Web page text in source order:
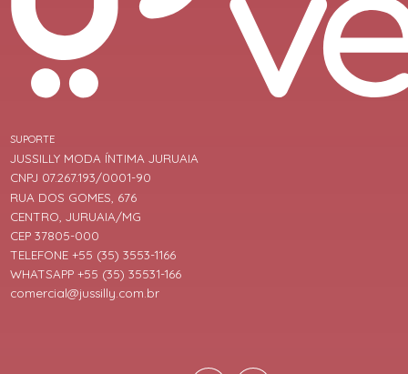
SUPORTE
JUSSILLY MODA ÍNTIMA JURUAIA
CNPJ 07.267.193/0001-90
RUA DOS GOMES, 676
CENTRO, JURUAIA/MG
CEP 37805-000
TELEFONE +55 (35) 3553-1166
WHATSAPP +55 (35) 35531-166
comercial@jussilly.com.br